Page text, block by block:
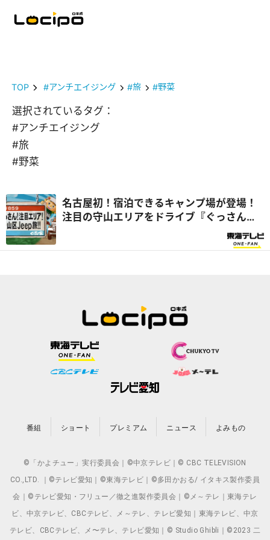
TOP #アンチエイジング #旅 #野菜
選択されているタグ：
#アンチエイジング
#旅
#野菜
名古屋初！宿泊できるキャンプ場が登場！
注目の守山エリアをドライブ『ぐっさん
番組 ショート プレミアム ニュース よみもの
©「かよチュー」実行委員会｜©中京テレビ｜© CBC TELEVISION
CO.,LTD. ｜©テレビ愛知｜©東海テレビ｜©多田かおる/ イタキス製作委員
会｜©テレビ愛知・フリュー／徹之進製作委員会｜©メ～テレ｜東海テレ
ビ、中京テレビ、CBCテレビ、メ～テレ、テレビ愛知｜東海テレビ、中京
テレビ、CBCテレビ、メ〜テレ、テレビ愛知｜© Studio Ghibli｜©2023 二